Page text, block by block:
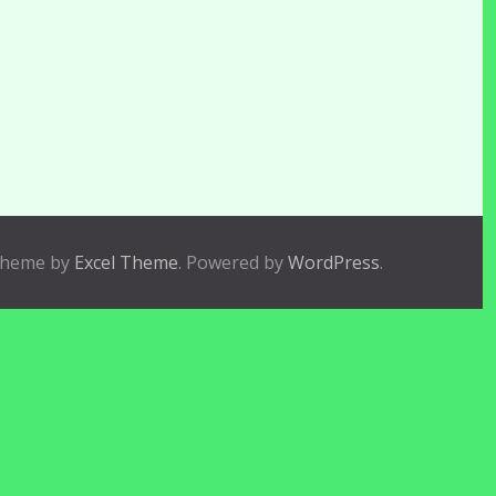
by Excel Theme. Powered byWordPress.